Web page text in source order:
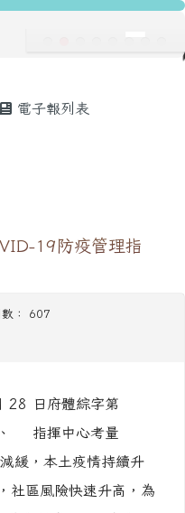
19防疫管理指
： 607
日府體綜字第